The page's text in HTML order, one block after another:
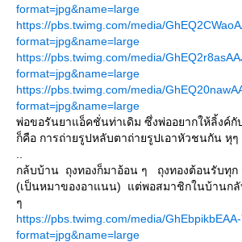
format=jpg&name=large
https://pbs.twimg.com/media/
format=jpg&name=large
https://pbs.twimg.com/media/
format=jpg&name=large
https://pbs.twimg.com/media/
format=jpg&name=large
พ่อขอรันยาแอ็คชั่นท่าเดิม ซึ่งพ่ออยากให้ลิ้งค์
ก็คือ การถ่ายรูปหลับตาถ่ายรูปเอาหัวชนกัน หุๆ
กล้บบ้าน ถุงทองก็มาอ้อน ๆ ถุงทองต้อนรับทุก
(เป็นหมาของอาแนน) แต่พอสมาชิกในบ้านกลั
ๆ
https://pbs.twimg.com/media/
format=jpg&name=large